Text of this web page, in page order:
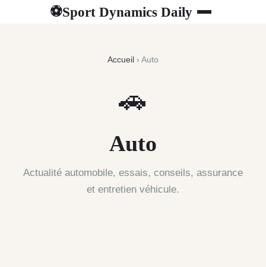
⚽Sport Dynamics Daily
Accueil › Auto
🚗
Auto
Actualité automobile, essais, conseils, assurance
et entretien véhicule.